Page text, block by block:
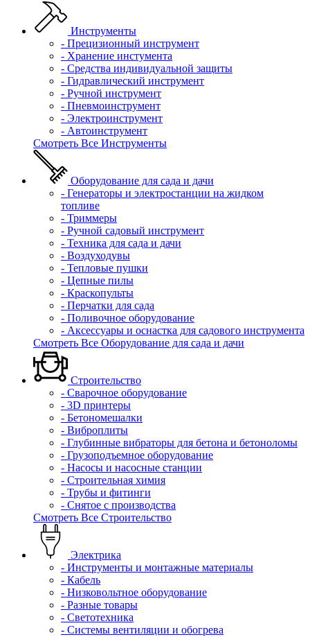
Инструменты
- Прецизионный инструмент
- Хранение инстумента
- Средства индивидуальной защиты
- Гидравлический инструмент
- Ручной инструмент
- Пневмоинструмент
- Электроинструмент
- Автоинструмент
Смотреть Все Инструменты
Оборудование для сада и дачи
- Генераторы и электростанции на жидком
топливе
- Триммеры
- Ручной садовый инструмент
- Техника для сада и дачи
- Воздуходувы
- Тепловые пушки
- Цепные пилы
- Краскопульты
- Перчатки для сада
- Поливочное оборудование
- Аксессуары и оснастка для садового инструмента
Смотреть Все Оборудование для сада и дачи
Строительство
- Сварочное оборудование
- 3D принтеры
- Бетономешалки
- Виброплиты
- Глубинные вибраторы для бетона и бетоноломы
- Грузоподъемное оборудование
- Насосы и насосные станции
- Строительная химия
- Трубы и фитинги
- Снятое с производства
Смотреть Все Строительство
Электрика
- Инструменты и монтажные материалы
- Кабель
- Низковольтное оборудование
- Разные товары
- Светотехника
- Системы вентиляции и обогрева